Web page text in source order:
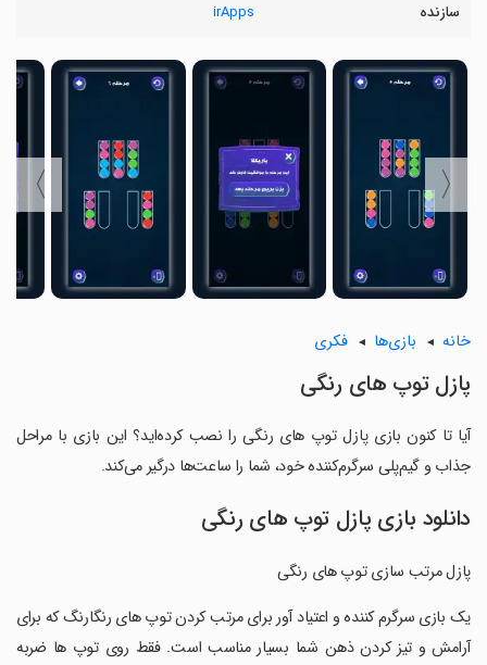
سازنده irApps
〈
〉
خانه بازی‌ها فکری
پازل توپ های رنگی
آیا تا کنون بازی پازل توپ های رنگی را نصب کرده‌اید؟ این بازی با مراحل
جذاب و گیم‌پلی سرگرم‌کننده خود، شما را ساعت‌ها درگیر می‌کند.
دانلود بازی پازل توپ های رنگی
پازل مرتب سازی توپ های رنگی
‏یک بازی سرگرم کننده و اعتیاد آور برای مرتب کردن توپ های رنگارنگ که برای
آرامش و تیز کردن ذهن شما بسیار مناسب است. فقط روی توپ ها ضربه